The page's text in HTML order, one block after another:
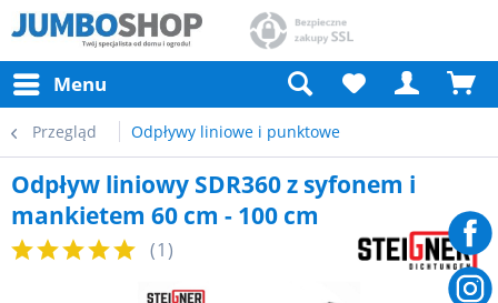
Menu
Przegląd Odpływy liniowe i punktowe
Odpływ liniowy SDR360 z syfonem i
mankietem 60 cm - 100 cm
(1)